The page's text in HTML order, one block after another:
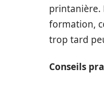
printanière.
formation,
trop tard
Conseils